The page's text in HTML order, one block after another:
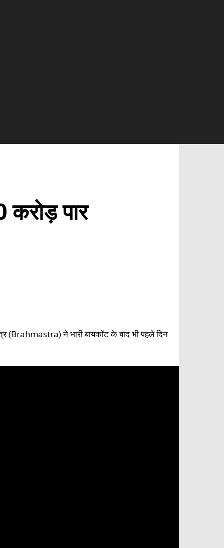
पार
(Brahmastra) ने भारी बायकॉट के बाद भी पहले दिन